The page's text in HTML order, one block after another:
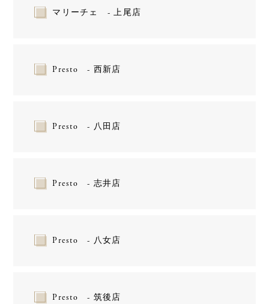
マリーチェ - 上尾店
Presto - 西新店
Presto - 八田店
Presto - 志井店
Presto - 八女店
Presto - 筑後店